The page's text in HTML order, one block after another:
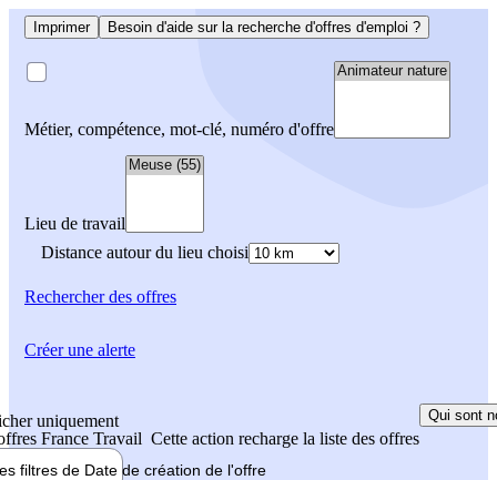
Imprimer Besoin d'aide sur la recherche d'offres d'emploi ?
Métier, compétence, mot-clé, numéro d'offre
Lieu de travail
Distance autour du lieu choisi
Rechercherdes offres
uniquement
France Travail Cette action recharge la liste des offres
Qui sont
filtres de Date de création de l'offre
Créer une alerte